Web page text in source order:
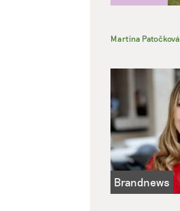
Martina Patočková